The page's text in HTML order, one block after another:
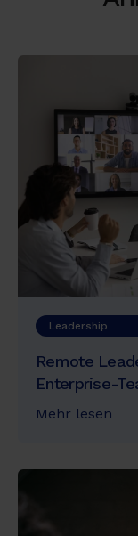
Leadership
Remote
Enterprise-
Mehr lesen